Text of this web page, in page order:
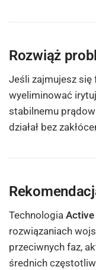
Rozwiąż
Jeśli zajmujesz się
wyeliminować
stabilnemu
działał bez
Technologia
rozwiązaniach
przeciwnych faz,
średnich